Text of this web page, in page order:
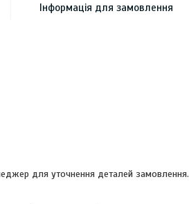
Інформація для замовлення
для уточнення деталей замовлення.